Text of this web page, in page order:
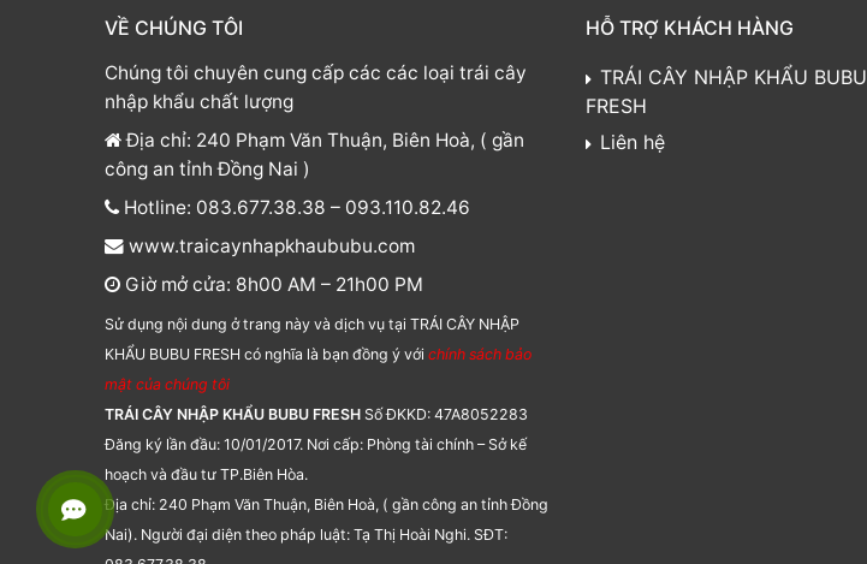
VỀ CHÚNG TÔI
Chúng tôi chuyên cung cấp các các loại trái cây
nhập khẩu chất lượng
Địa chỉ: 240 Phạm Văn Thuận, Biên Hoà, ( gần
công an tỉnh Đồng Nai )
Hotline: 083.677.38.38 – 093.110.82.46
www.traicaynhapkhaububu.com
Giờ mở cửa: 8h00 AM – 21h00 PM
Sử dụng nội dung ở trang này và dịch vụ tại TRÁI CÂY NHẬP
KHẨU BUBU FRESH có nghĩa là bạn đồng ý với chính sách bảo
mật của chúng tôi
TRÁI CÂY NHẬP KHẨU BUBU FRESH Số ĐKKD: 47A8052283
Đăng ký lần đầu: 10/01/2017. Nơi cấp: Phòng tài chính – Sở kế
hoạch và đầu tư TP.Biên Hòa.
Địa chỉ: 240 Phạm Văn Thuận, Biên Hoà, ( gần công an tỉnh Đồng
Nai). Người đại diện theo pháp luật: Tạ Thị Hoài Nghi. SĐT:
HỖ TRỢ KHÁCH HÀNG
TRÁI CÂY NHẬP KHẨU BUBU
FRESH
Liên hệ